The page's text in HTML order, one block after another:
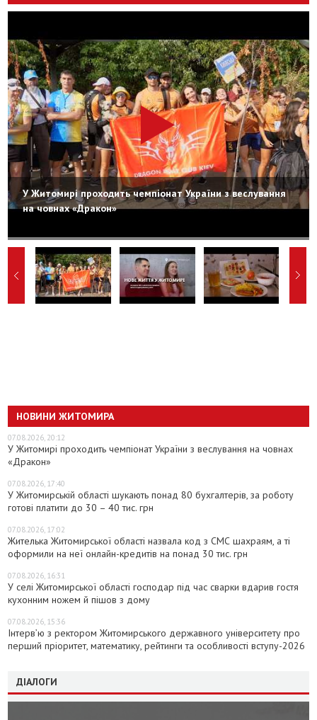
У Житомирі проходить чемпіонат України з веслування
на човнах «Дракон»
НОВИНИ ЖИТОМИРА
07.08.2026, 20:12
У Житомирі проходить чемпіонат України з веслування на човнах
«Дракон»
07.08.2026, 17:40
У Житомирській області шукають понад 80 бухгалтерів, за роботу
готові платити до 30 – 40 тис. грн
07.08.2026, 17:02
Жителька Житомирської області назвала код з СМС шахраям, а ті
оформили на неї онлайн-кредитів на понад 30 тис. грн
07.08.2026, 16:31
У селі Житомирської області господар під час сварки вдарив гостя
кухонним ножем й пішов з дому
07.08.2026, 15:36
Інтерв’ю з ректором Житомирського державного університету про
перший пріоритет, математику, рейтинги та особливості вступу-2026
ДІАЛОГИ